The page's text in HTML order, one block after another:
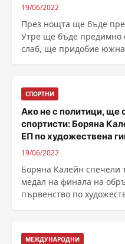
19/06/2022
През нощта ще бъде
Утре ще бъде предимно
слаб, ще придобие
СПОРТНИ
Ако не с политици, ще
спортисти: Боряна
ЕП по художествена
19/06/2022
Боряна Калейн спечели
медал на финала на
първенство по
МЕЖДУНАРОДНИ